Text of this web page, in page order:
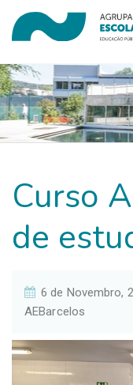
Curso
de
6 de Novembro,
AEBarcelos